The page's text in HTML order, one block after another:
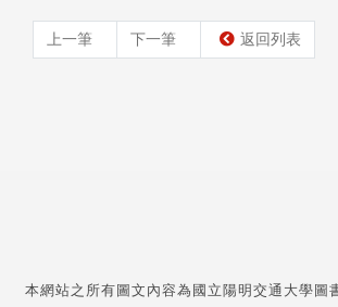
上一筆 下一筆 返回列表
本網站之所有圖文內容為國立陽明交通大學圖